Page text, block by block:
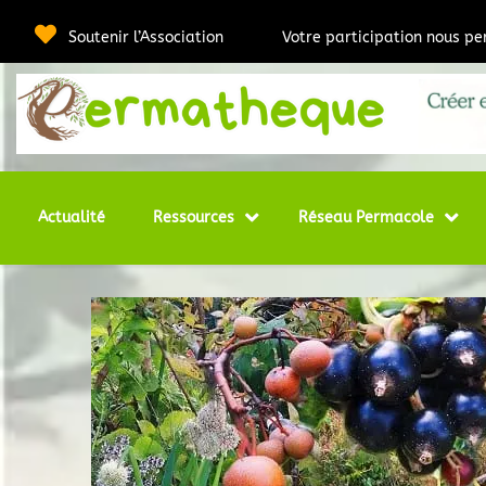
Soutenir l’Association Votre participation nous
Actualité Ressources Réseau Permacole